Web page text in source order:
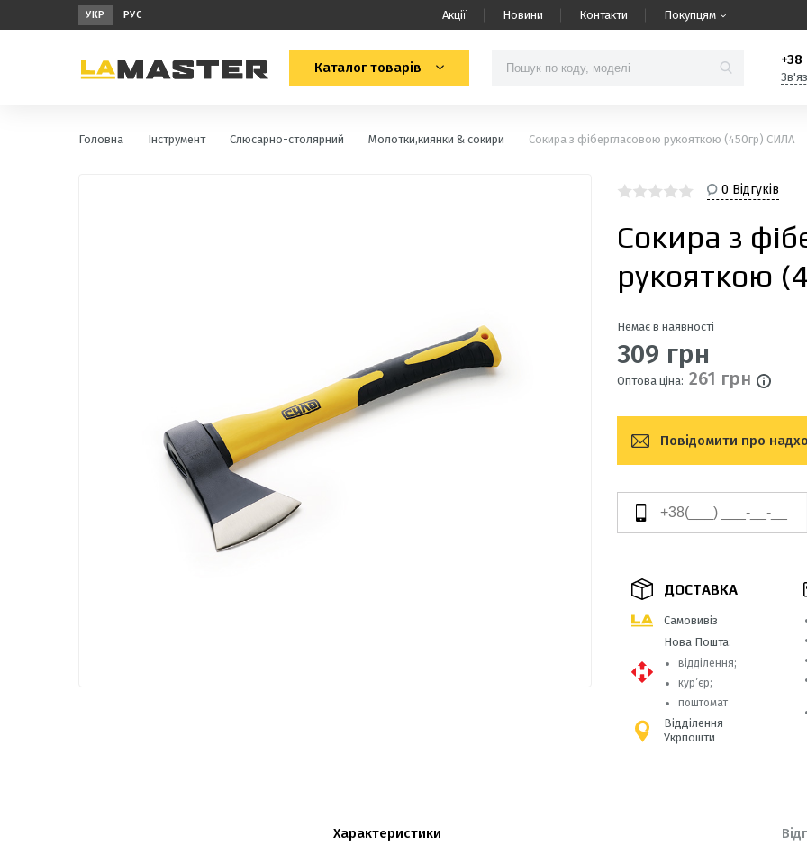
УКР РУС Акції Новини Контакти Покупцям
Каталог товарів
+38
Головна Інструмент Слюсарно-столярний Молотки,киянки & сокири Сокира з фібергласовою рукояткою (450гр) СИЛА
0 Відгуків
Сокира з
рукояткою
Немає в наявності
309 грн
Оптова ціна: 261 грн
Повідомити про
ДОСТАВКА
Самовивіз
Нова Пошта:
відділення;
кур’єр;
поштомат
Відділення
Укрпошти
Характеристики